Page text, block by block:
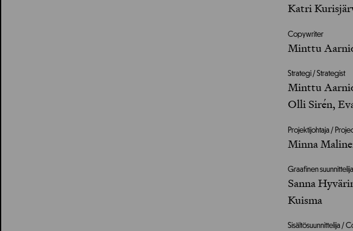
Katri
Copywriter
Minttu
Strategi / Strategist
Minttu
Olli Sirén,
Projektijohtaja /
Minna
Graafinen
Sanna
Kuisma
Sisältösuunnittelija /